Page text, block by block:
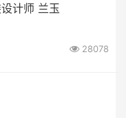
最具影响力服装设计师 兰玉
28078